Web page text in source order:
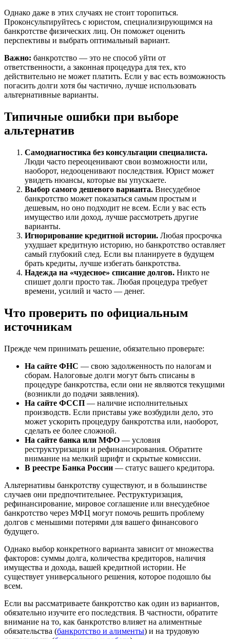
Однако даже в этих случаях не стоит торопиться.
Проконсультируйтесь с юристом, специализирующимся на
банкротстве физических лиц. Он поможет оценить
перспективы и выбрать оптимальный вариант.
Важно: банкротство — это не способ уйти от
ответственности, а законная процедура для тех, кто
действительно не может платить. Если у вас есть возможность
погасить долги хотя бы частично, лучше использовать
альтернативные варианты.
Типичные ошибки при выборе
альтернатив
Самодиагностика без консультации специалиста.
Люди часто переоценивают свои возможности или,
наоборот, недооценивают последствия. Юрист может
увидеть нюансы, которые вы упускаете.
Выбор самого дешевого варианта. Внесудебное
банкротство может показаться самым простым и
дешевым, но оно подходит не всем. Если у вас есть
имущество или доход, лучше рассмотреть другие
варианты.
Игнорирование кредитной истории. Любая просрочка
ухудшает кредитную историю, но банкротство оставляет
самый глубокий след. Если вы планируете в будущем
брать кредиты, лучше избегать банкротства.
Надежда на «чудесное» списание долгов. Никто не
спишет долги просто так. Любая процедура требует
времени, усилий и часто — денег.
Что проверить по официальным
источникам
Прежде чем принимать решение, обязательно проверьте:
На сайте ФНС — свою задолженность по налогам и
сборам. Налоговые долги могут быть списаны в
процедуре банкротства, если они не являются текущими
(возникли до подачи заявления).
На сайте ФССП — наличие исполнительных
производств. Если приставы уже возбудили дело, это
может ускорить процедуру банкротства или, наоборот,
сделать ее более сложной.
На сайте банка или МФО — условия
реструктуризации и рефинансирования. Обратите
внимание на мелкий шрифт и скрытые комиссии.
В реестре Банка России — статус вашего кредитора.
Альтернативы банкротству существуют, и в большинстве
случаев они предпочтительнее. Реструктуризация,
рефинансирование, мировое соглашение или внесудебное
банкротство через МФЦ могут помочь решить проблему
долгов с меньшими потерями для вашего финансового
будущего.
Однако выбор конкретного варианта зависит от множества
факторов: суммы долга, количества кредиторов, наличия
имущества и дохода, вашей кредитной истории. Не
существует универсального решения, которое подошло бы
всем.
Если вы рассматриваете банкротство как один из вариантов,
обязательно изучите его последствия. В частности, обратите
внимание на то, как банкротство влияет на алиментные
обязательства (банкротство и алименты) и на трудовую